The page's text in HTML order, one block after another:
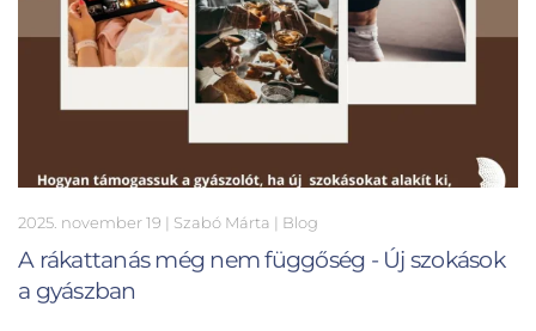
2025. november 19 | Szabó Márta | Blog
A rákattanás még nem függőség - Új szokások
a gyászban